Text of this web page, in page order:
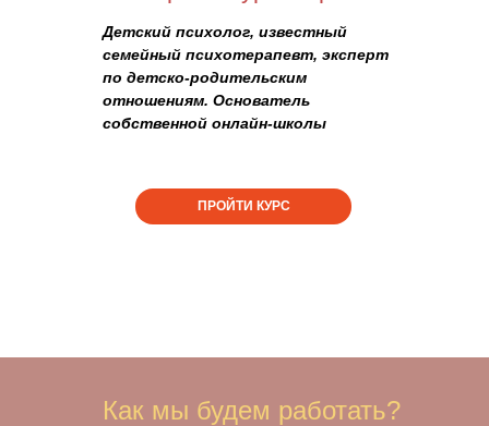
Детский психолог, известный
семейный психотерапевт, эксперт
по детско-родительским
отношениям. Основатель
собственной онлайн-школы
ПРОЙТИ КУРС
Как мы будем работать?